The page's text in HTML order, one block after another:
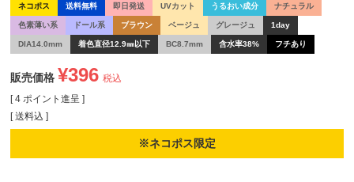
ネコポス 送料無料 即日発送 UVカット うるおい成分 ナチュラル
色素薄い系 ドール系 ブラウン ベージュ グレージュ 1day
DIA14.0mm 着色直径12.9㎜以下 BC8.7mm 含水率38% フチあり
販売価格 ¥396 税込
[ 4 ポイント進呈 ]
送料込
※ネコポス限定